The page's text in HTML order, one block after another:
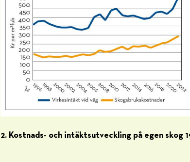
2. Kostnads- och intäktsutveckling på egen skog